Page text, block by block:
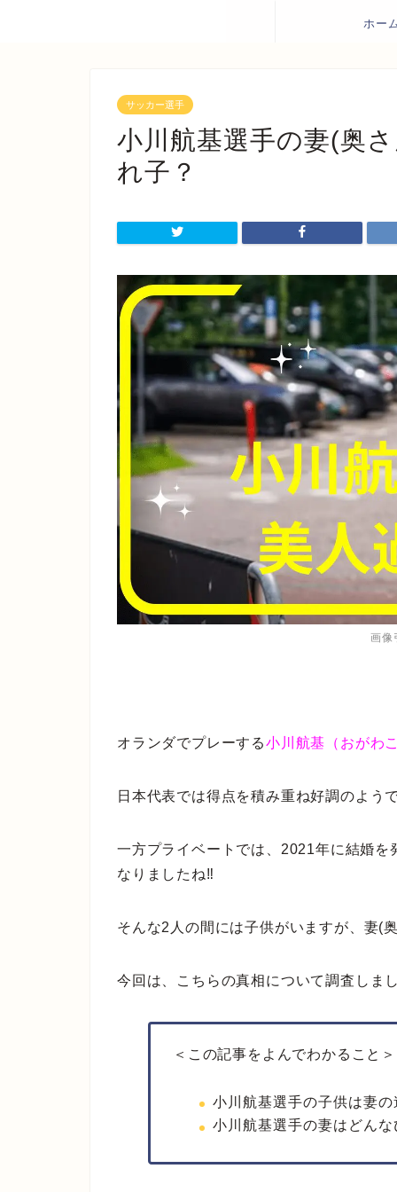
ホー
サッカー選手
小川航基選手の妻(奥
れ子？
画像
オランダでプレーする小川航基（おがわ
日本代表では得点を積み重ね好調のよう
一方プライベートでは、2021年に結婚
なりましたね‼
そんな2人の間には子供がいますが、妻(
今回は、こちらの真相について調査しま
＜この記事をよんでわかること＞
小川航基選手の子供は妻
小川航基選手の妻はどんな